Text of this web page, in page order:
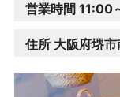
営業時間 11:00
住所 大阪府堺